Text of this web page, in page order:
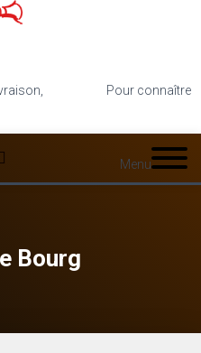
Pour connaître
Menu
Bourg